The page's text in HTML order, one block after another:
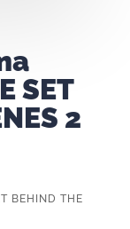
SET
2
BEHIND THE